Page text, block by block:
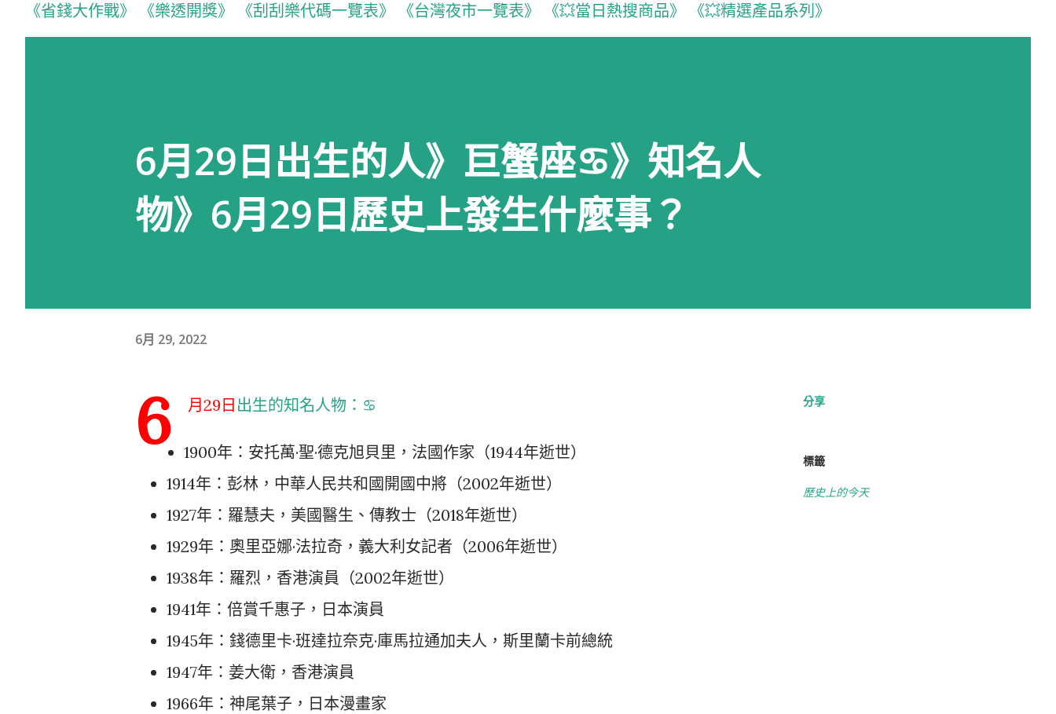
《省錢大作戰》 《樂透開獎》 《刮刮樂代碼一覽表》 《台灣夜市一覽表》 《💥當日熱搜商品》 《💥精選產品系列》
6月29日出生的人》巨蟹座♋️》知名人
物》6月29日歷史上發生什麼事？
6月 29, 2022
6 月29日 出生的知名人物：♋️
1900年：安托萬·聖·德克旭貝里，法國作家（1944年逝世）
1914年：彭林，中華人民共和國開國中將（2002年逝世）
1927年：羅慧夫，美國醫生、傳教士（2018年逝世）
1929年：奧里亞娜·法拉奇，義大利女記者（2006年逝世）
1938年：羅烈，香港演員（2002年逝世）
1941年：倍賞千惠子，日本演員
1945年：錢德里卡·班達拉奈克·庫馬拉通加夫人，斯里蘭卡前總統
1947年：姜大衛，香港演員
1966年：神尾葉子，日本漫畫家
分享
標籤
歷史上的今天